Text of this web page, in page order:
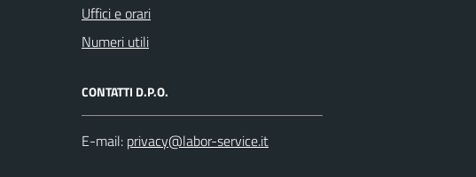
Uffici e orari
Numeri utili
CONTATTI D.P.O.
E-mail: